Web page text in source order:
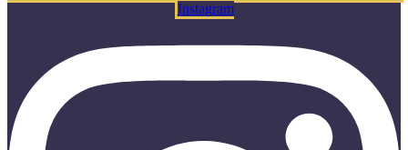
Instagram